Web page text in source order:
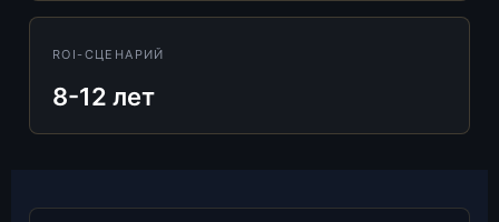
ROI-СЦЕНАРИЙ
8-12 лет